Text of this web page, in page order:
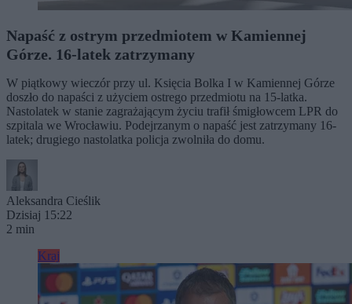
Napaść z ostrym przedmiotem w Kamiennej
Górze. 16-latek zatrzymany
W piątkowy wieczór przy ul. Księcia Bolka I w Kamiennej Górze
doszło do napaści z użyciem ostrego przedmiotu na 15-latka.
Nastolatek w stanie zagrażającym życiu trafił śmigłowcem LPR do
szpitala we Wrocławiu. Podejrzanym o napaść jest zatrzymany 16-
latek; drugiego nastolatka policja zwolniła do domu.
Aleksandra Cieślik
Dzisiaj 15:22
2 min
Kraj